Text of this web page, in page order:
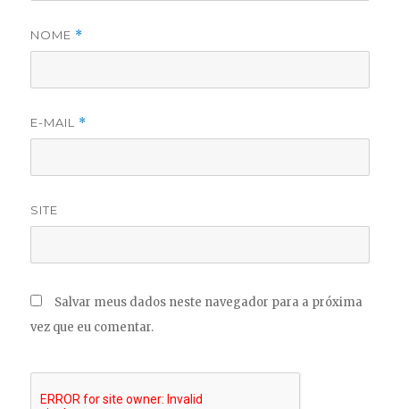
NOME *
E-MAIL *
SITE
Salvar meus dados neste navegador para a próxima
vez que eu comentar.